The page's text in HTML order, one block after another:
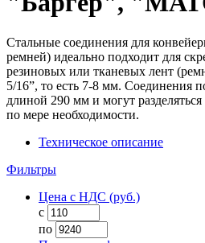
Стальные соединения для
ремней) идеально подходит для
резиновых или тканевых лент
5/16”, то есть 7-8 мм. Соединения
длиной 290 мм и могут разделяться
по мере необходимости.
Техническое описание
Фильтры
Цена с НДС (руб.)
с
по